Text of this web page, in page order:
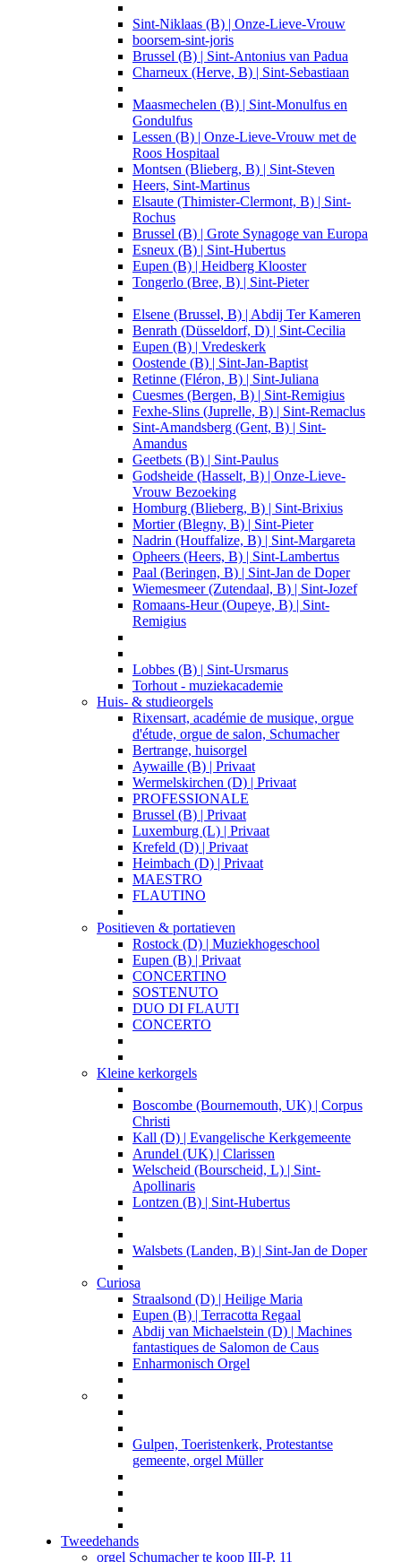
Sint-Niklaas (B) | Onze-Lieve-Vrouw
boorsem-sint-joris
Brussel (B) | Sint-Antonius van Padua
Charneux (Herve, B) | Sint-Sebastiaan
Maasmechelen (B) | Sint-Monulfus en
Gondulfus
Lessen (B) | Onze-Lieve-Vrouw met de
Roos Hospitaal
Montsen (Blieberg, B) | Sint-Steven
Heers, Sint-Martinus
Elsaute (Thimister-Clermont, B) | Sint-
Rochus
Brussel (B) | Grote Synagoge van Europa
Esneux (B) | Sint-Hubertus
Eupen (B) | Heidberg Klooster
Tongerlo (Bree, B) | Sint-Pieter
Elsene (Brussel, B) | Abdij Ter Kameren
Benrath (Düsseldorf, D) | Sint-Cecilia
Eupen (B) | Vredeskerk
Oostende (B) | Sint-Jan-Baptist
Retinne (Fléron, B) | Sint-Juliana
Cuesmes (Bergen, B) | Sint-Remigius
Fexhe-Slins (Juprelle, B) | Sint-Remaclus
Sint-Amandsberg (Gent, B) | Sint-
Amandus
Geetbets (B) | Sint-Paulus
Godsheide (Hasselt, B) | Onze-Lieve-
Vrouw Bezoeking
Homburg (Blieberg, B) | Sint-Brixius
Mortier (Blegny, B) | Sint-Pieter
Nadrin (Houffalize, B) | Sint-Margareta
Opheers (Heers, B) | Sint-Lambertus
Paal (Beringen, B) | Sint-Jan de Doper
Wiemesmeer (Zutendaal, B) | Sint-Jozef
Romaans-Heur (Oupeye, B) | Sint-
Remigius
Lobbes (B) | Sint-Ursmarus
Torhout - muziekacademie
Huis- & studieorgels
Rixensart, académie de musique, orgue
d'étude, orgue de salon, Schumacher
Bertrange, huisorgel
Aywaille (B) | Privaat
Wermelskirchen (D) | Privaat
PROFESSIONALE
Brussel (B) | Privaat
Luxemburg (L) | Privaat
Krefeld (D) | Privaat
Heimbach (D) | Privaat
MAESTRO
FLAUTINO
Positieven & portatieven
Rostock (D) | Muziekhogeschool
Eupen (B) | Privaat
CONCERTINO
SOSTENUTO
DUO DI FLAUTI
CONCERTO
Kleine kerkorgels
Boscombe (Bournemouth, UK) | Corpus
Christi
Kall (D) | Evangelische Kerkgemeente
Arundel (UK) | Clarissen
Welscheid (Bourscheid, L) | Sint-
Apollinaris
Lontzen (B) | Sint-Hubertus
Walsbets (Landen, B) | Sint-Jan de Doper
Curiosa
Straalsond (D) | Heilige Maria
Eupen (B) | Terracotta Regaal
Abdij van Michaelstein (D) | Machines
fantastiques de Salomon de Caus
Enharmonisch Orgel
Gulpen, Toeristenkerk, Protestantse
gemeente, orgel Müller
Tweedehands
orgel Schumacher te koop III-P, 11